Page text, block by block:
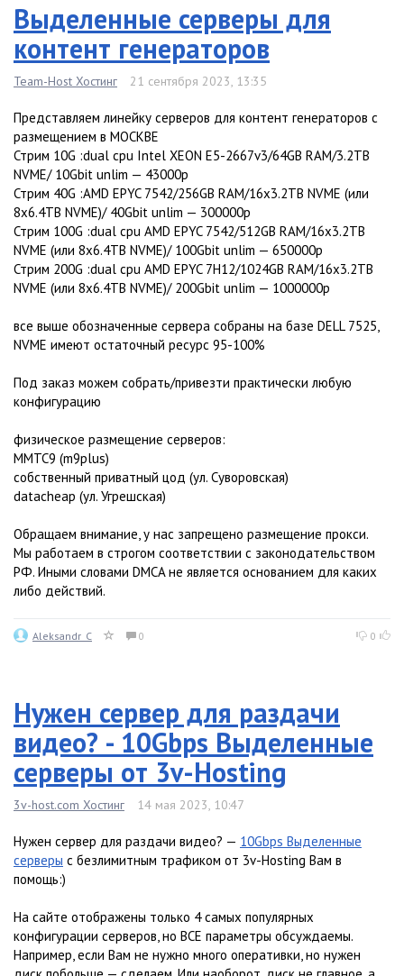
Выделенные серверы для
контент генераторов
Team-Host Хостинг 21 сентября 2023, 13:35
Представляем линейку серверов для контент генераторов с
размещением в МОСКВЕ
Стрим 10G :dual cpu Intel XEON E5-2667v3/64GB RAM/3.2TB
NVME/ 10Gbit unlim — 43000р
Стрим 40G :AMD EPYC 7542/256GB RAM/16х3.2TB NVME (или
8х6.4TB NVME)/ 40Gbit unlim — 300000р
Стрим 100G :dual cpu AMD EPYC 7542/512GB RAM/16x3.2TB
NVME (или 8х6.4TB NVME)/ 100Gbit unlim — 650000р
Стрим 200G :dual cpu AMD EPYC 7H12/1024GB RAM/16x3.2TB
NVME (или 8х6.4TB NVME)/ 200Gbit unlim — 1000000р
все выше обозначенные сервера собраны на базе DELL 7525,
NVME имеют остаточный ресурс 95-100%
Под заказ можем собрать/привезти практически любую
конфигурацию
физическое размещение серверов:
ММТС9 (m9plus)
собственный приватный цод (ул. Суворовская)
datacheap (ул. Угрешская)
Обращаем внимание, у нас запрещено размещение прокси.
Мы работаем в строгом соответствии с законодательством
РФ. Иными словами DMCA не является основанием для каких
либо действий.
Aleksandr_C 0 0
Нужен сервер для раздачи
видео? - 10Gbps Выделенные
серверы от 3v-Hosting
3v-host.com Хостинг 14 мая 2023, 10:47
Нужен сервер для раздачи видео? — 10Gbps Выделенные
серверы с безлимитным трафиком от 3v-Hosting Вам в
помощь:)
На сайте отображены только 4 самых популярных
конфигурации серверов, но ВСЕ параметры обсуждаемы.
Например, если Вам не нужно много оперативки, но нужен